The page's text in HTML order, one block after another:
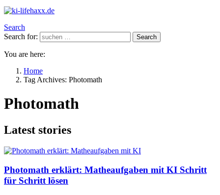
Search
Search for:
Search
You are here:
Home
Tag Archives: Photomath
Photomath
Latest stories
Photomath erklärt: Matheaufgaben mit KI Schritt
für Schritt lösen